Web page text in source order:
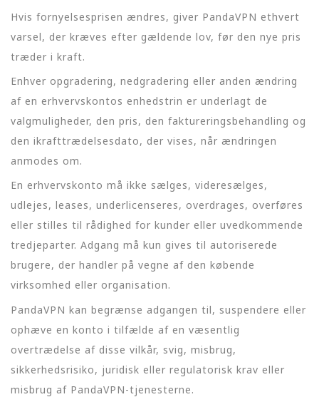
Hvis fornyelsesprisen ændres, giver PandaVPN ethvert
varsel, der kræves efter gældende lov, før den nye pris
træder i kraft.
Enhver opgradering, nedgradering eller anden ændring
af en erhvervskontos enhedstrin er underlagt de
valgmuligheder, den pris, den faktureringsbehandling og
den ikrafttrædelsesdato, der vises, når ændringen
anmodes om.
En erhvervskonto må ikke sælges, videresælges,
udlejes, leases, underlicenseres, overdrages, overføres
eller stilles til rådighed for kunder eller uvedkommende
tredjeparter. Adgang må kun gives til autoriserede
brugere, der handler på vegne af den købende
virksomhed eller organisation.
PandaVPN kan begrænse adgangen til, suspendere eller
ophæve en konto i tilfælde af en væsentlig
overtrædelse af disse vilkår, svig, misbrug,
sikkerhedsrisiko, juridisk eller regulatorisk krav eller
misbrug af PandaVPN-tjenesterne.